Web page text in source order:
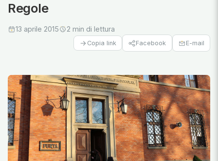
Regole
13 aprile 2015 2 min di lettura
Copia link Facebook E-mail